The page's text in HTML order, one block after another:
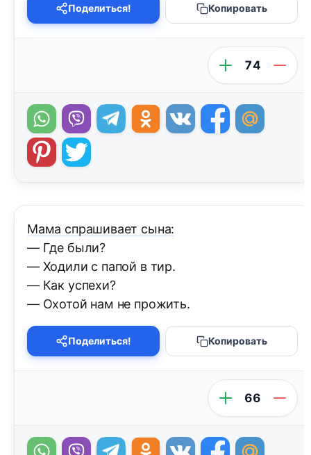
Поделиться! Копировать
74
Мама спрашивает сына:
— Где были?
— Ходили с папой в тир.
— Как успехи?
— Охотой нам не прожить.
Поделиться! Копировать
66